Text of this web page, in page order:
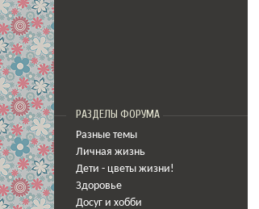
РАЗДЕЛЫ ФОРУМА
Разные темы
Личная жизнь
Дети - цветы жизни!
Здоровье
Досуг и хобби